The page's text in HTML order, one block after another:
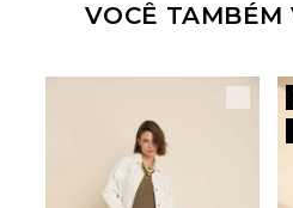
VOCÊ TAMBÉM